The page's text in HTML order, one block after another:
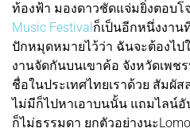
ท้องฟ้า มองดาวชัดแจ่มยิ่งตอบโ
Music Festivalก็เป็นอีกหนึ่งงาน
ปักหมุดหมายไว้ว่า ฉันจะต้องไป
งานจัดกันบนเขาค้อ จังหวัดเพช
ชื่อในประเทศไทยเราด้วย สัมผั
ไม่มีก็ไปหาเอาบนนั้น แถมไลน์
ก็ไม่ธรรมดา ยกตัวอย่างนะ